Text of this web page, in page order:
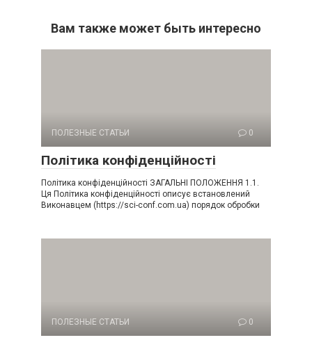
Вам также может быть интересно
ПОЛЕЗНЫЕ СТАТЬИ 0
Політика конфіденційності
Політика конфіденційності ЗАГАЛЬНІ ПОЛОЖЕННЯ 1.1.
Ця Політика конфіденційності описує встановлений
Виконавцем (https://sci-conf.com.ua) порядок обробки
ПОЛЕЗНЫЕ СТАТЬИ 0